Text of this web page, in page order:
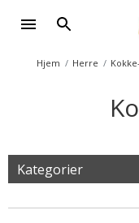
Hjem Herre
Kategorier